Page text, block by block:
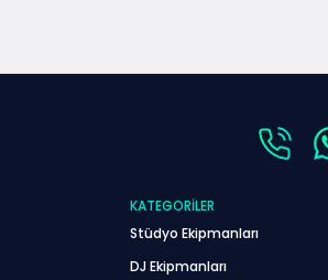
KATEGORILER
Stüdyo Ekipmanları
DJ Ekipmanları